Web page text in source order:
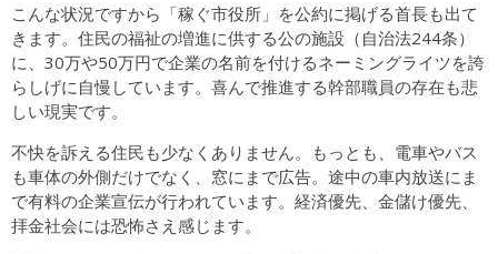
こんな状況ですから「稼ぐ市役所」を公約に掲げる首長も出て
きます。住民の福祉の増進に供する公の施設（自治法244条）
に、30万や50万円で企業の名前を付けるネーミングライツを誇
らしげに自慢しています。喜んで推進する幹部職員の存在も悲
しい現実です。
不快を訴える住民も少なくありません。もっとも、電車やバス
も車体の外側だけでなく、窓にまで広告。途中の車内放送にま
で有料の企業宣伝が行われています。経済優先、金儲け優先、
拝金社会には恐怖さえ感じます。